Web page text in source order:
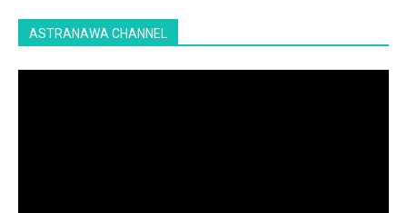
ASTRANAWA CHANNEL